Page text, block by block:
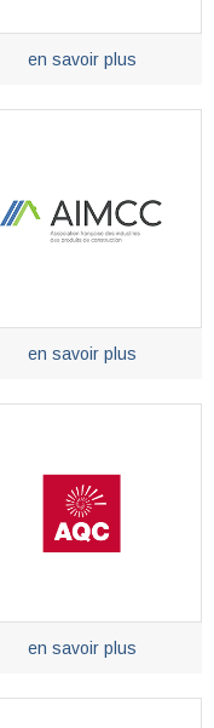
en savoir plus
en savoir plus
en savoir plus